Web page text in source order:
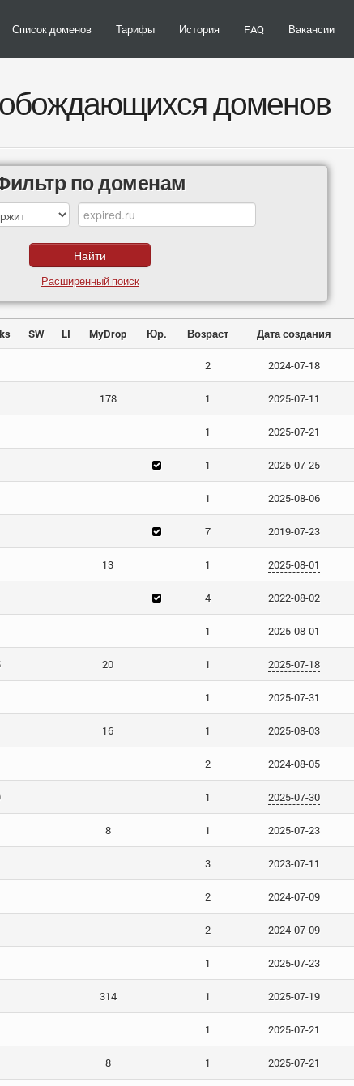
Список доменов Тарифы История FAQ Вакансии
доменов
по доменам
Расширенный поиск
SW LI MyDrop Юр. Возраст Дата создания
2 2024-07-18
178 1 2025-07-11
1 2025-07-21
1 2025-07-25
1 2025-08-06
7 2019-07-23
13 1 2025-08-01
4 2022-08-02
1 2025-08-01
20 1 2025-07-18
1 2025-07-31
16 1 2025-08-03
2 2024-08-05
1 2025-07-30
8 1 2025-07-23
3 2023-07-11
2 2024-07-09
2 2024-07-09
1 2025-07-23
314 1 2025-07-19
1 2025-07-21
8 1 2025-07-21